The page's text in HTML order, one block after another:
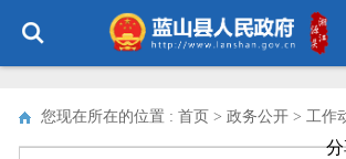
您现在所在的位置 : 首页 > 政务公开 > 工作